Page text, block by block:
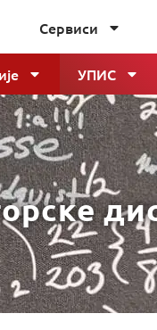
Сервиси
УПИС